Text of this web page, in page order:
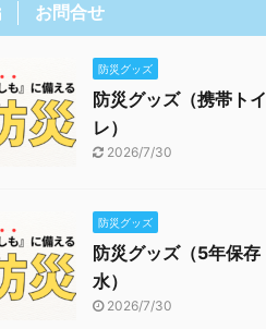
お問合せ
防災グッズ
防災グッズ（携帯トイ
レ）
2026/7/30
防災グッズ
防災グッズ（5年保存
水）
2026/7/30